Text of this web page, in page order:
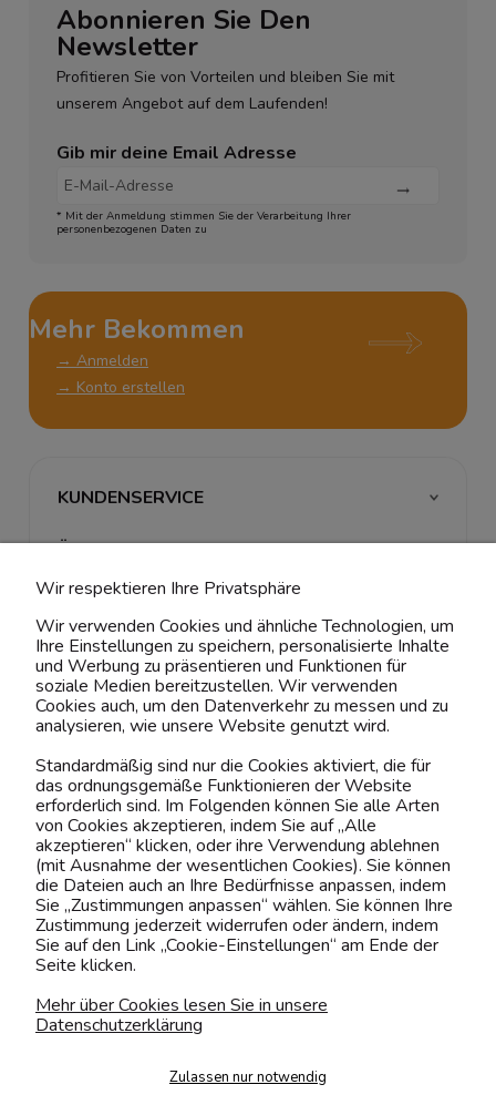
Abonnieren Sie Den
Newsletter
Profitieren Sie von Vorteilen und bleiben Sie mit
unserem Angebot auf dem Laufenden!
Gib mir deine Email Adresse
* Mit der Anmeldung stimmen Sie der Verarbeitung Ihrer
personenbezogenen Daten zu
Mehr Bekommen
→ Anmelden
→ Konto erstellen
Kontaktiere uns!
0151 12200811
shop@yourhouse24.eu
Mo. - Fr. 07:00-15:00
KUNDENSERVICE
ÜBER UNS & RECHTLICHES
MEIN ACCOUNT
BELIEBTE KATEGORIEN
Wir respektieren Ihre Privatsphäre
Wir verwenden Cookies und ähnliche Technologien, um
Ihre Einstellungen zu speichern, personalisierte Inhalte
und Werbung zu präsentieren und Funktionen für
soziale Medien bereitzustellen. Wir verwenden
Cookies auch, um den Datenverkehr zu messen und zu
analysieren, wie unsere Website genutzt wird.
Standardmäßig sind nur die Cookies aktiviert, die für
das ordnungsgemäße Funktionieren der Website
erforderlich sind. Im Folgenden können Sie alle Arten
von Cookies akzeptieren, indem Sie auf „Alle
akzeptieren“ klicken, oder ihre Verwendung ablehnen
(mit Ausnahme der wesentlichen Cookies). Sie können
die Dateien auch an Ihre Bedürfnisse anpassen, indem
Sie „Zustimmungen anpassen“ wählen. Sie können Ihre
Zustimmung jederzeit widerrufen oder ändern, indem
Sie auf den Link „Cookie-Einstellungen“ am Ende der
Seite klicken.
Mehr über Cookies lesen Sie in unsere
Datenschutzerklärung
Zulassen nur notwendig